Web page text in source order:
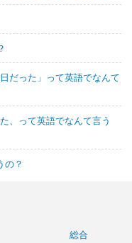
だった」って英語でなんて
、って英語でなんて言う
の？
総合